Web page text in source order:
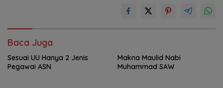
Baca Juga
Sesuai UU Hanya 2 Jenis
Pegawai ASN
Makna Maulid Nabi
Muhammad SAW